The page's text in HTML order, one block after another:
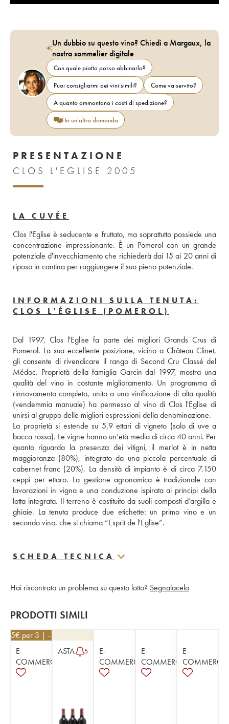
Un dubbio su questo vino? Chiedi a Margaux, la
nostra sommelier digitale
Con quale piatto posso abbinarlo?
Puoi consigliarmi dei vini simili?
Come va servito?
A quanto ammontano i costi di spedizione?
Ho un'altra domanda
PRESENTAZIONE
CLOS L'EGLISE 2005
LA CUVÉE
Clos l'Eglise è seducente e fruttato, ma soprattutto possiede una
concentrazione impressionante. È un Pomerol con un grande
potenziale d'invecchiamento che richiederà dai 15 ai 20 anni di
riposo in cantina per raggiungere il suo pieno potenziale.
INFORMAZIONI SULLA TENUTA:
CLOS L'ÉGLISE (POMEROL)
Dal 1997, Clos l'Eglise fa parte dei migliori Grands Crus di
Pomerol. La sua eccellente posizione, vicino a Château Clinet,
gli consente di rivendicare il rango di Second Cru Classé del
Médoc. Proprietà della famiglia Garcin dal 1997, mostra una
qualità del vino in costante miglioramento. Un programma di
rinnovamento completo, unito a una vinificazione di alta qualità
(vendemmia manuale) ha permesso al vino di Clos l'Eglise di
unirsi al gruppo delle migliori espressioni della denominazione.
La proprietà si estende su 5,9 ettari di vigneto (solo di uve a
bacca rossa). Le vigne hanno un’età media di circa 40 anni. Per
quanto riguarda la presenza dei vitigni, il merlot è in netta
maggioranza (80%), integrato da una piccola percentuale di
cabernet franc (20%). La densità di impianto è di circa 7.150
ceppi per ettaro. La gestione agronomica è tradizionale con
lavorazioni in vigna e una conduzione ispirata ai principi della
lotta integrata. Il terreno è costituito da suoli composti d’argilla e
ghiaie. La tenuta produce due etichette: un primo vino e un
secondo vino, che si chiama “Esprit de l'Eglise”.
SCHEDA TECNICA
Hai riscontrato un problema su questo lotto? Segnalacelo
PRODOTTI SIMILI
€ per 3 | - 10%
E-
COMMERCE
ASTA 5
E-
COMMERCE
E-
COMMERCE
E-
COMMERCE